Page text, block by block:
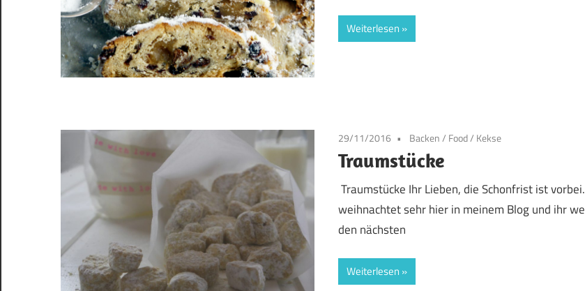
Weiterlesen
29/11/2016 Backen/ Food/ Kekse
Traumstücke
Traumstücke Ihr Lieben, die Schonfrist ist
weihnachtet sehr hier in meinem Blog und ihr
den nächsten
Weiterlesen